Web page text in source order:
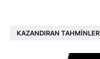
KAZANDIRAN TAHMINLER